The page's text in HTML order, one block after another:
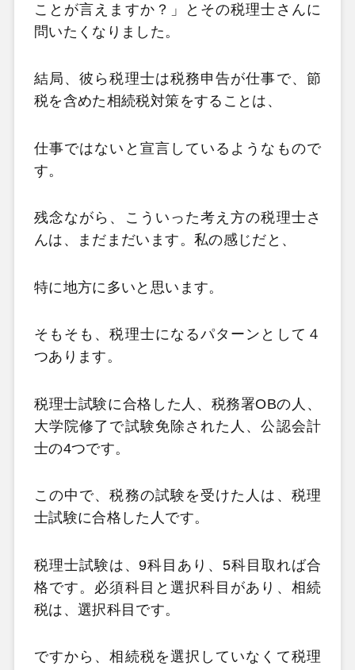
ことが言えますか？」とその税理士さんに
問いたくなりました。
結局、彼ら税理士は税務申告が仕事で、節
税を含めた相続税対策をすることは、
仕事ではないと宣言しているようなもので
す。
残念ながら、こういった考え方の税理士さ
んは、まだまだいます。私の感じだと、
特に地方に多いと思います。
そもそも、税理士になるパターンとして４
つあります。
税理士試験に合格した人、税務署OBの人、
大学院修了で試験免除された人、公認会計
士の4つです。
この中で、税務の試験を受けた人は、税理
士試験に合格した人です。
税理士試験は、9科目あり、5科目取れば合
格です。必須科目と選択科目があり、相続
税は、選択科目です。
ですから、相続税を選択していなくて税理